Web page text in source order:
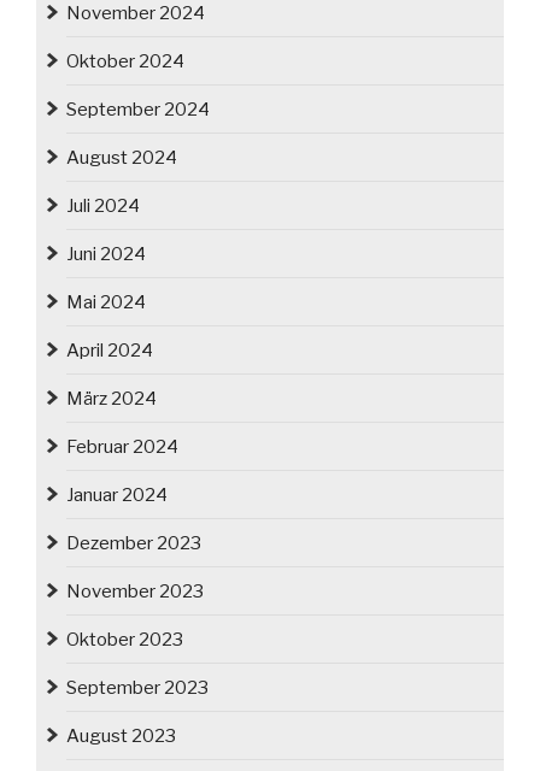
November 2024
Oktober 2024
September 2024
August 2024
Juli 2024
Juni 2024
Mai 2024
April 2024
März 2024
Februar 2024
Januar 2024
Dezember 2023
November 2023
Oktober 2023
September 2023
August 2023